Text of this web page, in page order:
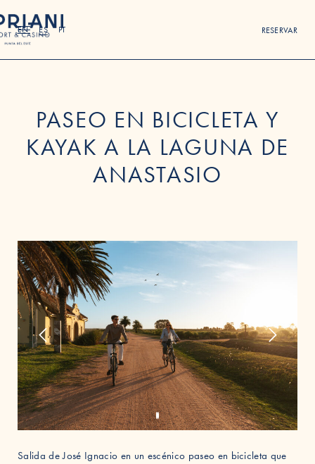
EN ES PT RESERVAR
PASEO EN BICICLETA Y
KAYAK A LA LAGUNA DE
ANASTASIO
Salida de José Ignacio en un escénico paseo en bicicleta que